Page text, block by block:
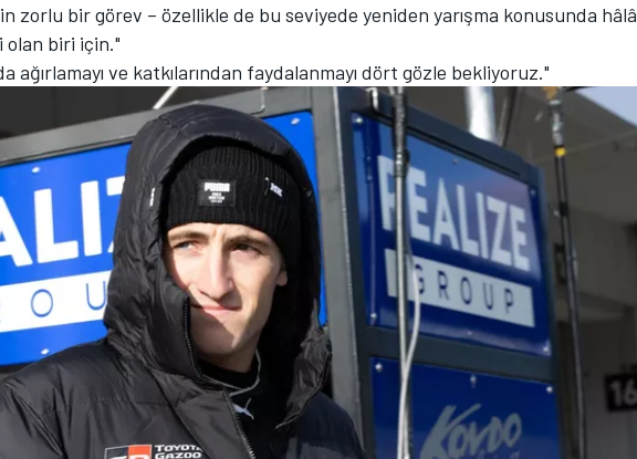
zorlu bir görev – özellikle de bu seviyede yeniden yarışma konusunda hâlâ
olan biri için."
ağırlamayı ve katkılarından faydalanmayı dört gözle bekliyoruz."